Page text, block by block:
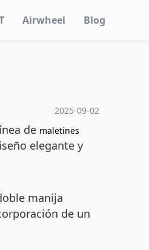
Airwheel Blog
2025-09-02
de maletines
elegante y
manija
de un